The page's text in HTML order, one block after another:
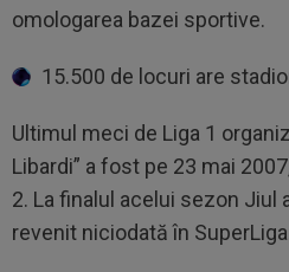
omologarea bazei sportive.
15.500 de locuri are
Ultimul meci de Liga 1
Libardi” a fost pe 23 mai
2. La finalul acelui sezon Jiul
revenit niciodată în